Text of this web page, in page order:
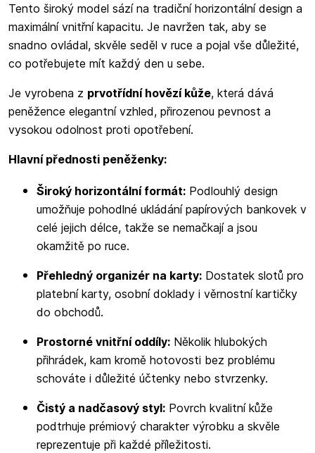
Tento široký model sází na tradiční horizontální design a
maximální vnitřní kapacitu. Je navržen tak, aby se
snadno ovládal, skvěle seděl v ruce a pojal vše důležité,
co potřebujete mít každý den u sebe.
Je vyrobena z prvotřídní hovězí kůže, která dává
peněžence elegantní vzhled, přirozenou pevnost a
vysokou odolnost proti opotřebení.
Hlavní přednosti peněženky:
Široký horizontální formát: Podlouhlý design
umožňuje pohodlné ukládání papírových bankovek v
celé jejich délce, takže se nemačkají a jsou
okamžitě po ruce.
Přehledný organizér na karty: Dostatek slotů pro
platební karty, osobní doklady i věrnostní kartičky
do obchodů.
Prostorné vnitřní oddíly: Několik hlubokých
přihrádek, kam kromě hotovosti bez problému
schováte i důležité účtenky nebo stvrzenky.
Čistý a nadčasový styl: Povrch kvalitní kůže
podtrhuje prémiový charakter výrobku a skvěle
reprezentuje při každé příležitosti.